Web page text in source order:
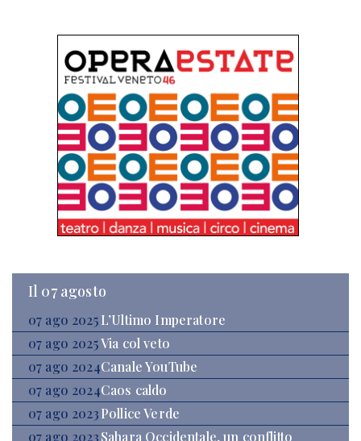
Il 07 agosto
07 ago 2025 L’Ultimo Imperatore
07 ago 2025Via col veto
07 ago 2024Canale YouTube
07 ago 2024Caos caldo
07 ago 2023Pollice Verde
07 ago 2023Sahara Occidentale, un conflitto